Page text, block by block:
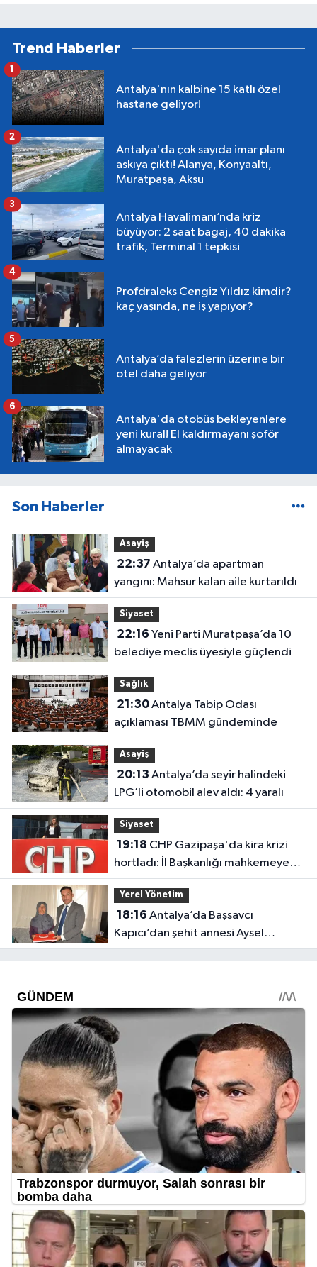
Trend Haberler
Antalya'nın kalbine 15 katlı özel
hastane geliyor!
1
Antalya'da çok sayıda imar planı
askıya çıktı! Alanya, Konyaaltı,
Muratpaşa, Aksu
2
Antalya Havalimanı’nda kriz
büyüyor: 2 saat bagaj, 40 dakika
trafik, Terminal 1 tepkisi
3
Profdraleks Cengiz Yıldız kimdir?
kaç yaşında, ne iş yapıyor?
4
Antalya’da falezlerin üzerine bir
otel daha geliyor
5
Antalya'da otobüs bekleyenlere
yeni kural! El kaldırmayanı şoför
almayacak
6
Son Haberler
Asayiş
22:37
yangını: Mahsur kalan aile kurtarıldı
Siyaset
22:16
belediye meclis üyesiyle güçlendi
Sağlık
21:30Antalya Tabip Odası
açıklaması TBMM gündeminde
Asayiş
20:13
LPG’li otomobil alev aldı: 4 yaralı
Siyaset
19:18
hortladı: İl Başkanlığı mahkemeye
gitti
Yerel Yönetim
18:16
Kapıcı’dan şehit annesi Aysel
Belen’e anlamlı ziyaret